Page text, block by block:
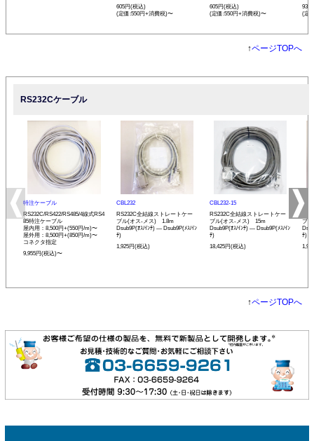
605円(税込)
(定価:550円+消費税)〜
605円(税込)
(定価:550円+消費税)〜
935
(定
↑ページTOPへ
RS232Cケーブル
特注ケーブル
RS232C/RS422/RS485/4線式RS4
85特注ケーブル
屋内用：8,500円+(550円/m)〜
屋外用：8,500円+(850円/m)〜
コネクタ指定
9,955円(税込)〜
CBL232
RS232C全結線ストレートケー
ブル(オス-メス) 1.8m
Dsub9P(ｵｽ/ｲﾝﾁ) ― Dsub9P(ﾒｽ/ｲﾝ
ﾁ)
1,925円(税込)
CBL232-15
RS232C全結線ストレートケー
ブル(オス-メス) 15m
Dsub9P(ｵｽ/ｲﾝﾁ) ― Dsub9P(ﾒｽ/ｲﾝ
ﾁ)
18,425円(税込)
ブ
ﾁ)
↑ページTOPへ